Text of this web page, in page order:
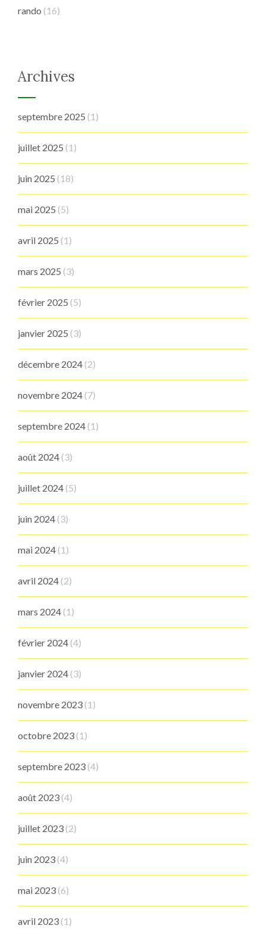
rando (16)
Archives
septembre 2025 (1)
juillet 2025 (1)
juin 2025 (18)
mai 2025 (5)
avril 2025 (1)
mars 2025 (3)
février 2025 (5)
janvier 2025 (3)
décembre 2024 (2)
novembre 2024 (7)
septembre 2024 (1)
août 2024 (3)
juillet 2024 (5)
juin 2024 (3)
mai 2024 (1)
avril 2024 (2)
mars 2024 (1)
février 2024 (4)
janvier 2024 (3)
novembre 2023 (1)
octobre 2023 (1)
septembre 2023 (4)
août 2023 (4)
juillet 2023 (2)
juin 2023 (4)
mai 2023 (6)
avril 2023 (1)